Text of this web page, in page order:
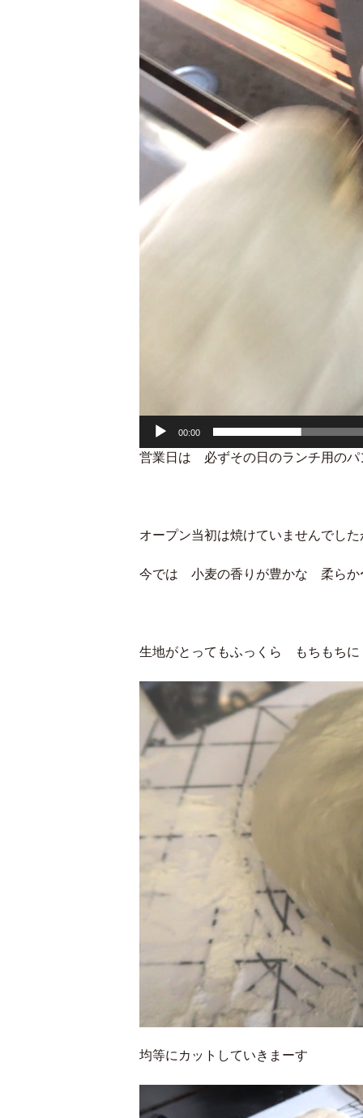
00:00
営業日は 必ずその日のランチ用の
オープン当初は焼けていませんでし
今では 小麦の香りが豊かな 柔らか
生地がとってもふっくら もちもちに
均等にカットしていきまーす